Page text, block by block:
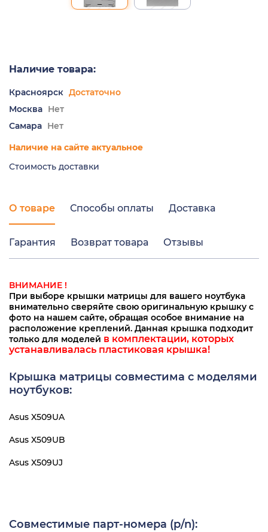
Наличие товара:
Красноярск Достаточно
Москва Нет
Самара Нет
Наличие на сайте актуальное
Стоимость доставки
О товаре Способы оплаты Доставка
Гарантия Возврат товара Отзывы
ВНИМАНИЕ !
При выборе крышки матрицы для вашего ноутбука
внимательно сверяйте свою оригинальную крышку с
фото на нашем сайте, обращая особое внимание на
расположение креплений. Данная крышка подходит
только для моделей в комплектации, которых
устанавливалась пластиковая крышка!
Крышка матрицы совместима с моделями
ноутбуков:
Asus X509UA
Asus X509UB
Asus X509UJ
Совместимые парт-номера (p/n):